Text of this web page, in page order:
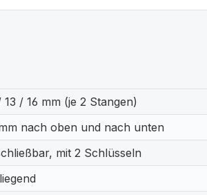
13 / 16 mm (je 2 Stangen)
nach oben und nach unten
mit 2 Schlüsseln